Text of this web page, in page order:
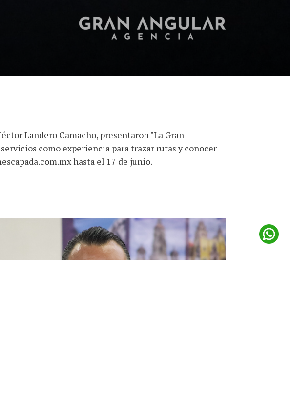
Landero Camacho, presentaron "La Gran
como experiencia para trazar rutas y conocer
hasta el 17 de junio.